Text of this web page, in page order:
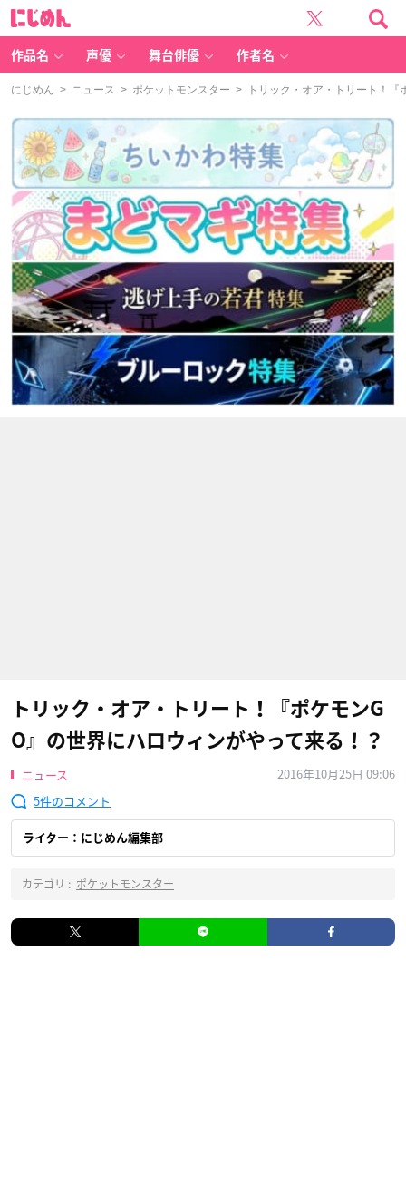
作品名 声優 舞台俳優 作者名
にじめん > ニュース > ポケットモンスター > トリック・オア・トリート！『
トリック・オア・トリート！『ポケモンG
O』の世界にハロウィンがやって来る！？
ニュース
2016年10月25日 09:06
5
ライター：にじめん編集部
カテゴリ : ポケットモンスター